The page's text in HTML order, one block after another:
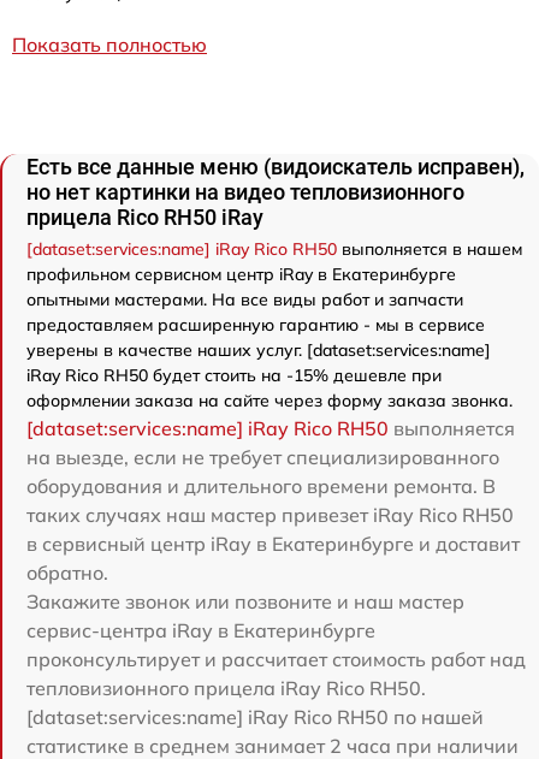
Показать полностью
Есть все данные меню (видоискатель исправен),
но нет картинки на видео тепловизионного
прицела Rico RH50 iRay
[dataset:services:name] iRay Rico RH50 выполняется в нашем
профильном сервисном центр iRay в Екатеринбурге
опытными мастерами. На все виды работ и запчасти
предоставляем расширенную гарантию - мы в сервисе
уверены в качестве наших услуг. [dataset:services:name]
iRay Rico RH50 будет стоить на -15% дешевле при
оформлении заказа на сайте через форму заказа звонка.
[dataset:services:name] iRay Rico RH50 выполняется
на выезде, если не требует специализированного
оборудования и длительного времени ремонта. В
таких случаях наш мастер привезет iRay Rico RH50
в сервисный центр iRay в Екатеринбурге и доставит
обратно.
Закажите звонок или позвоните и наш мастер
сервис-центра iRay в Екатеринбурге
проконсультирует и рассчитает стоимость работ над
тепловизионного прицела iRay Rico RH50.
[dataset:services:name] iRay Rico RH50 по нашей
статистике в среднем занимает 2 часа при наличии